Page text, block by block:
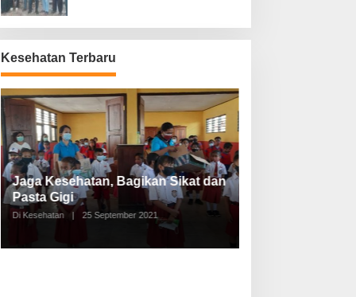
Kesehatan Terbaru
Jaga Kesehatan, Bagikan Sikat dan
Pasta Gigi
Di Kesehatan | 25 September 2021